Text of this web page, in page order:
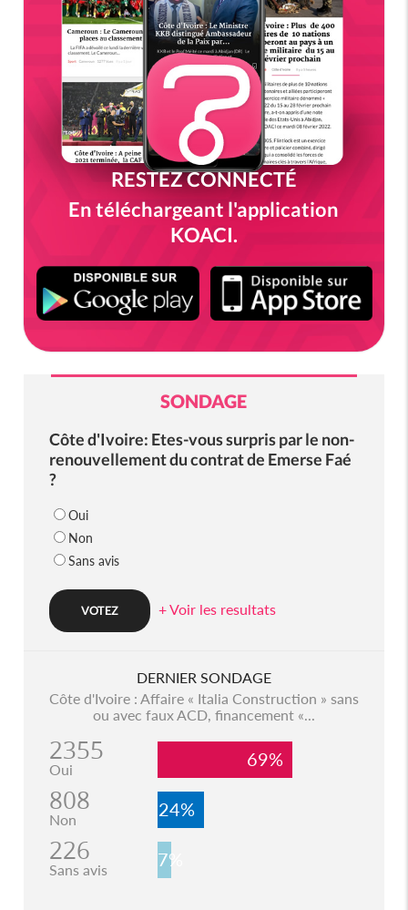
RESTEZ CONNECTÉ
En téléchargeant l'application
KOACI.
SONDAGE
Côte d'Ivoire: Etes-vous surpris par le non-
renouvellement du contrat de Emerse Faé
?
Oui
Non
Sans avis
+ Voir les resultats
DERNIER SONDAGE
Côte d'Ivoire : Affaire « Italia Construction » sans
ou avec faux ACD, financement «...
2355
Oui 69%
808
Non 24%
226
Sans avis 7%